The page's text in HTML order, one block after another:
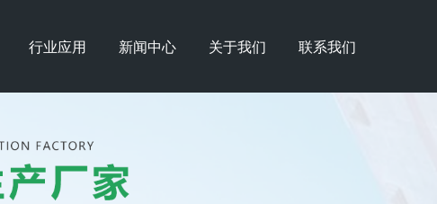
行业应用 新闻中心 关于我们 联系我们